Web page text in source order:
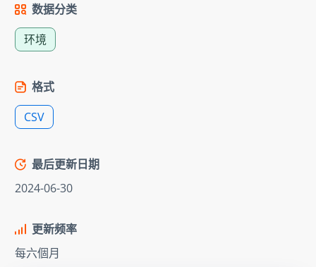
数据分类
环境
格式
CSV
最后更新日期
2024-06-30
更新频率
每六個月